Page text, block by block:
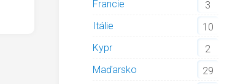
Francie
3
Itálie
10
Kypr
2
Maďarsko
29